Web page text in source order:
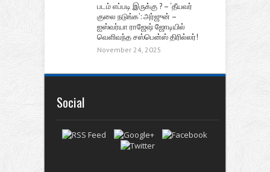
படம் எப்படி இருக்கு ? – ‘தீயவர்
குலை நடுங்க’: அர்ஜுன் –
ஐஸ்வர்யா ராஜேஷ் ஜோடியில்
வெளிவந்த சஸ்பென்ஸ் திரில்லர்!
November 24, 2025
Social